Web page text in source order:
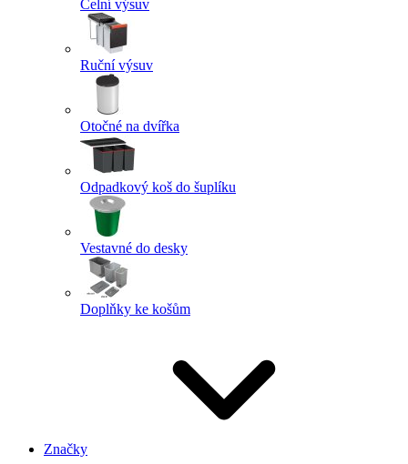
Čelní výsuv
Ruční výsuv
Otočné na dvířka
Odpadkový koš do šuplíku
Vestavné do desky
Doplňky ke košům
Značky